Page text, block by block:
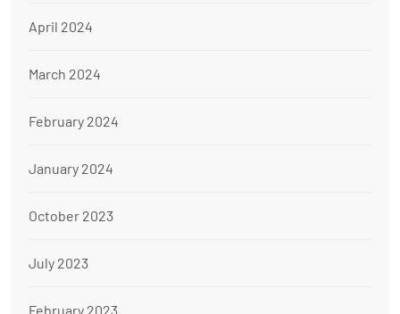
April 2024
March 2024
February 2024
January 2024
October 2023
July 2023
February 2023